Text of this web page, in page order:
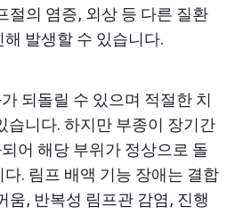
절의 염증, 외상 등 다른 질환
발생할 수 있습니다.
되돌릴 수 있으며 적절한 치
습니다. 하지만 부종이 장기간
어 해당 부위가 정상으로 돌
. 림프 배액 기능 장애는 결합
움, 반복성 림프관 감염, 진행